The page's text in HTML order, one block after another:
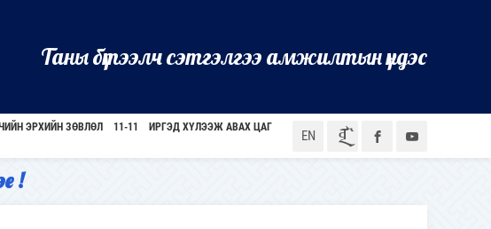
Таны бүтээлч сэтгэлгээ амжилтын үндэс
EN ᠮᠣᠨ
ЭРХИЙН ЗӨВЛӨЛ 11-11 ИРГЭД ХҮЛЭЭЖ АВАХ ЦАГ
!